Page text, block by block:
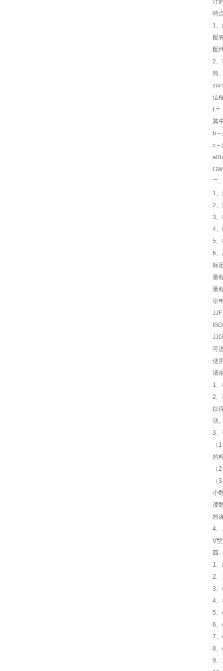
计
特
1
配
配
2、
筒
zui
位
L=
其
b
c－
二
1
2
3、
4
5、
6、
标
量
量
引
可
使
请
1
2、
以
动。
3、
（
的
（
（
小
读
的
4、
V
四
1
2、
3、
4、
5、
6、
7、
8、
9、